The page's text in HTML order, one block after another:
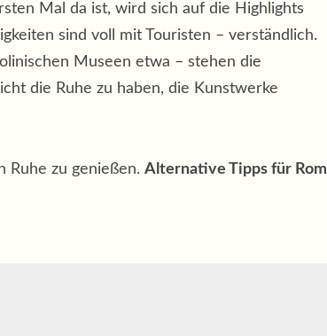
Mal da ist, wird sich auf die Highlights
sind voll mit Touristen – verständlich.
Museen etwa – stehen die
die Ruhe zu haben, die Kunstwerke
Ruhe zu genießen. Alternative Tipps für Rom